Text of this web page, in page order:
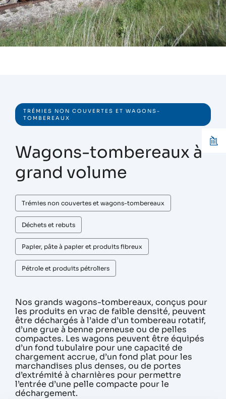
TRÉMIES NON COUVERTES ET WAGONS-
TOMBEREAUX
Wagons-tombereaux à
grand volume
Trémies non couvertes et wagons-tombereaux
Déchets et rebuts
Papier, pâte à papier et produits fibreux
Pétrole et produits pétroliers
Nos grands wagons-tombereaux, conçus pour
les produits en vrac de faible densité, peuvent
être déchargés à l’aide d’un tombereau rotatif,
d’une grue à benne preneuse ou de pelles
compactes. Les wagons peuvent être équipés
d’un fond tubulaire pour une capacité de
chargement accrue, d’un fond plat pour les
marchandises plus denses, ou de portes
d’extrémité à charnières pour permettre
l’entrée d’une pelle compacte pour le
déchargement.